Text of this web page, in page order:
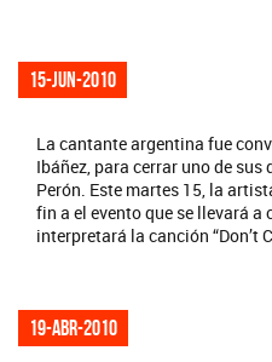
15-jun-2010
La cantante argentina fue
Ibáñez, para cerrar uno de
Perón. Este martes 15, la
fin a el evento que se llevará a
interpretará la canción “Don’t
19-abr-2010